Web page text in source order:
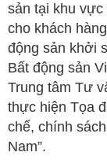
sản tại khu vực
cho khách
động sản khởi
Bất động sản
Trung tâm Tư
thực hiện Tọa
chế, chính
Nam”.